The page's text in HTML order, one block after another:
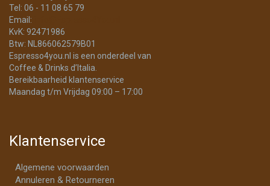
Tel: 06 - 11 08 65 79
Email:
KvK: 92471986
Btw: NL866062579B01
Espresso4you.nl is een onderdeel van
Coffee & Drinks d’Italia.
Bereikbaarheid klantenservice
Maandag t/m Vrijdag 09:00 – 17:00
Klantenservice
Algemene voorwaarden
Annuleren & Retourneren